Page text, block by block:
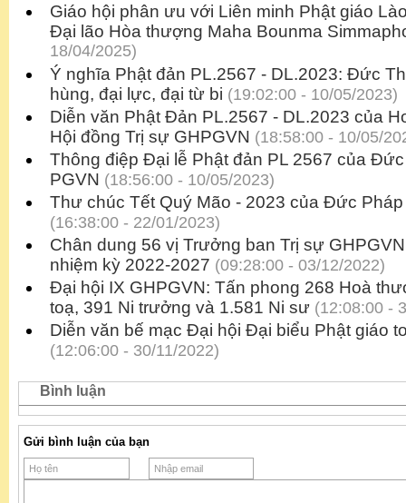
Giáo hội phân ưu với Liên minh Phật giáo
Đại lão Hòa thượng Maha Bounma
18/04/2025)
Ý nghĩa Phật đản PL.2567 - DL.2023: Đức
hùng, đại lực, đại từ bi (19:02:00 - 10/05/2023)
Diễn văn Phật Đản PL.2567 - DL.2023 của
Hội đồng Trị sự GHPGVN (18:58:00 - 10/05/
Thông điệp Đại lễ Phật đản PL 2567 của
PGVN (18:56:00 - 10/05/2023)
Thư chúc Tết Quý Mão - 2023 của Đức
(16:38:00 - 22/01/2023)
Chân dung 56 vị Trưởng ban Trị sự
nhiệm kỳ 2022-2027 (09:28:00 - 03/12/2022)
Đại hội IX GHPGVN: Tấn phong 268 Hoà
toạ, 391 Ni trưởng và 1.581 Ni sư (12:08:00 -
Diễn văn bế mạc Đại hội Đại biểu Phật giáo
(12:06:00 - 30/11/2022)
Bình luận
Gửi bình luận của bạn